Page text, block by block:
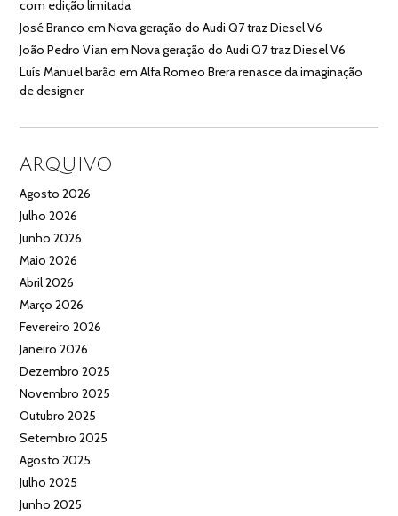
com edição limitada
José Branco emNova geração do Audi Q7 traz Diesel V6
João Pedro Vian emNova geração do Audi Q7 traz Diesel V6
Luís Manuel barão emAlfa Romeo Brera renasce da imaginação
de designer
ARQUIVO
Agosto 2026
Julho 2026
Junho 2026
Maio 2026
Abril 2026
Março 2026
Fevereiro 2026
Janeiro 2026
Dezembro 2025
Novembro 2025
Outubro 2025
Setembro 2025
Agosto 2025
Julho 2025
Junho 2025